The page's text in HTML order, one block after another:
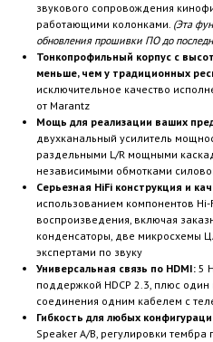
звукового сопровождения
работающими колонками. (Эта
обновления прошивки ПО до
Тонкопрофильный корпус с
меньше, чем у традиционных
исключительное качество
от Marantz
Мощь для реализации ваших
двухканальный усилитель
раздельными L/R мощными
независимыми обмотками
Серьезная HiFi конструкция и
использованием компонентов
воспроизведения, включая
конденсаторы, две микросхемы
экспертами по звуку
Универсальная связь по HDMI: 5
поддержкой HDCP 2.3, плюс один
соединения одним кабелем с
Гибкость для любых
Speaker A/B, регулировки